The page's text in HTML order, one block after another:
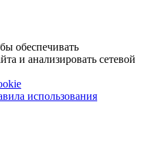
обеспечивать
и анализировать сетевой
использования